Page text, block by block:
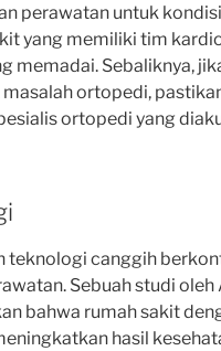
perawatan untuk
yang memiliki tim
memadai. Sebaliknya,
ortopedi,
ortopedi yang
teknologi canggih
Sebuah studi
bahwa rumah sakit
hasil